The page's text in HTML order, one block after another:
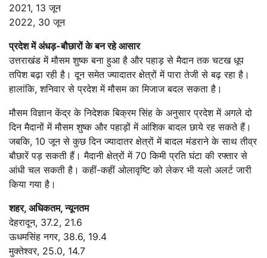
2021, 13 जून
2022, 30 जून
प्रदेश में अंधड़-बौछारों के बन रहे आसार
उत्तराखंड में मौसम शुष्क बना हुआ है और पहाड़ से मैदान तक चटख धूप
तपिश बढ़ा रही है। दून समेत ज्यादातर क्षेत्रों में पारा तेजी से बढ़ रहा है।
हालांकि, शनिवार से प्रदेश में मौसम का मिजाज बदल सकता है।
मौसम विज्ञान केंद्र के निदेशक बिक्रम सिंह के अनुसार प्रदेश में अगले दो
दिन मैदानों में मौसम शुष्क और पहाड़ों में आंशिक बादल छाये रह सकते हैं।
जबकि, 10 जून से कुछ दिन ज्यादातर क्षेत्रों में बादल मंडराने के साथ तीव्र
बौछारें पड़ सकती हैं। मैदानी क्षेत्रों में 70 किमी प्रति घंटा की रफ्तार से
आंधी चल सकती है। कहीं-कहीं ओलावृष्टि को लेकर भी यलो अलर्ट जारी
किया गया है।
शहर, अधिकतम, न्यूनतम
देहरादून, 37.2, 21.6
ऊधमसिंह नगर, 38.6, 19.4
मुक्तेश्वर, 25.0, 14.7